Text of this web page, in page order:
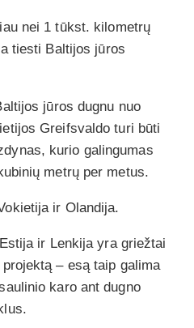
nei 1 tūkst. kilometrų
tiesti Baltijos jūros
jūros dugnu nuo
Greifsvaldo turi būti
kurio galingumas
metrų per metus.
ir Olandija.
ir Lenkija yra griežtai
– esą taip galima
karo ant dugno